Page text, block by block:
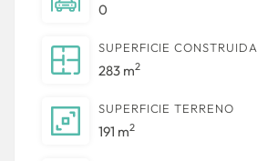
0
SUPERFICIE CONSTRUIDA
283 m2
SUPERFICIE TERRENO
191 m2